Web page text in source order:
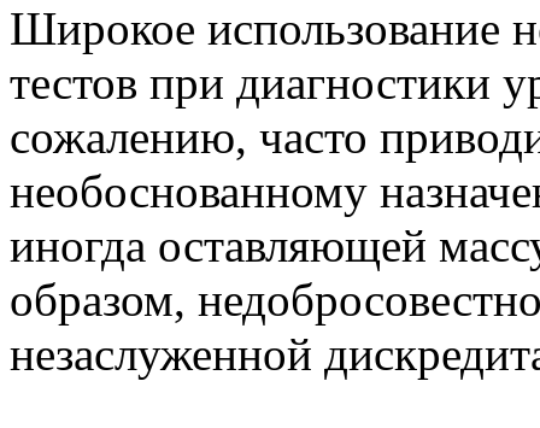
Широкое использование
тестов при диагностики
сожалению, часто
необоснованному
иногда оставляющей
образом,
незаслуженной